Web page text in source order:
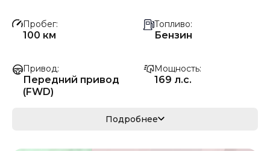
Пробег
100 км
Топливо
Бензин
Привод
Передний привод
(FWD)
Мощность
169 л.с.
124 кВ
Подробнее